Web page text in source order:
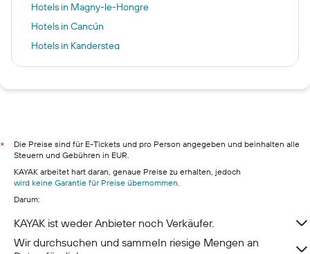
Hotels in Magny-le-Hongre
Hotels in Cancún
Hotels in Kandersteg
Hotels in Prag
Hotels in Hamburg
Hotels in Pillig
Hotels in Warnemünde
Hotels in Neustadt in Holstein
Hotels in München
*
Die Preise sind für E-Tickets und pro Person angegeben und beinhalten alle
Steuern und Gebühren in EUR.
KAYAK arbeitet hart daran, genaue Preise zu erhalten, jedoch
wird keine Garantie für Preise übernommen.
Darum:
KAYAK ist weder Anbieter noch Verkäufer.
Wir durchsuchen und sammeln riesige Mengen an